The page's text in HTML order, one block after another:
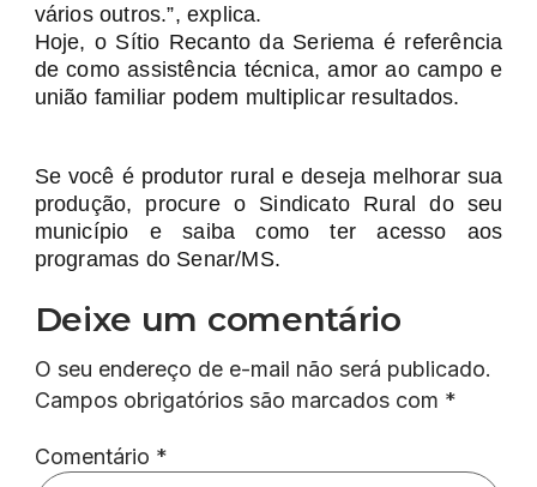
vários outros.”, explica.
Hoje, o Sítio Recanto da Seriema é referência
de como assistência técnica, amor ao campo e
união familiar podem multiplicar resultados.
Se você é produtor rural e deseja melhorar sua
produção, procure o Sindicato Rural do seu
município e saiba como ter acesso aos
programas do Senar/MS.
Deixe um comentário
O seu endereço de e-mail não será publicado.
Campos obrigatórios são marcados com *
Comentário *